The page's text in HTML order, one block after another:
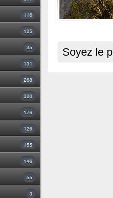
116
125
35
131
268
320
176
126
155
146
55
3
Soyez le